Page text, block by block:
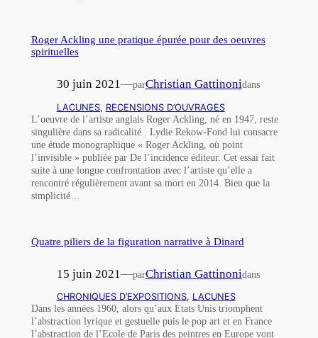
Roger Ackling une pratique épurée pour des oeuvres
spirituelles
30 juin 2021—parChristian Gattinonidans
LACUNES, RECENSIONS D’OUVRAGES
L’oeuvre de l’artiste anglais Roger Ackling, né en 1947, reste
singulière dans sa radicalité . Lydie Rekow-Fond lui consacre
une étude monographique « Roger Ackling, où point
l’invisible » publiée par De l’incidence éditeur. Cet essai fait
suite à une longue confrontation avec l’artiste qu’elle a
rencontré régulièrement avant sa mort en 2014. Bien que la
simplicité…
Quatre piliers de la figuration narrative à Dinard
15 juin 2021—parChristian Gattinonidans
CHRONIQUES D’EXPOSITIONS, LACUNES
Dans les années 1960, alors qu’aux Etats Unis triomphent
l’abstraction lyrique et gestuelle puis le pop art et en France
l’abstraction de l’Ecole de Paris des peintres en Europe vont